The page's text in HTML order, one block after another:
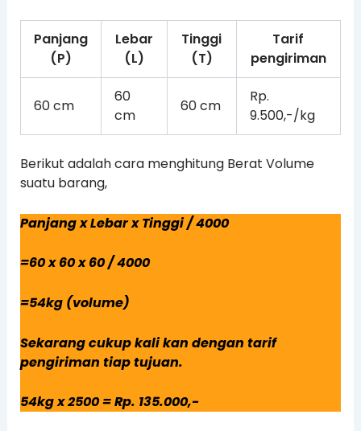
Panjang
(P)
Lebar
(L)
Tinggi
(T)
Tarif
pengiriman
60 cm
60
cm
60 cm
Rp.
9.500,-/kg
Berikut adalah cara menghitung Berat Volume
suatu barang,
Panjang x Lebar x Tinggi / 4000
=60 x 60 x 60 / 4000
=54kg (volume)
Sekarang cukup kali kan dengan tarif
pengiriman tiap tujuan.
54kg x 2500 = Rp. 135.000,-